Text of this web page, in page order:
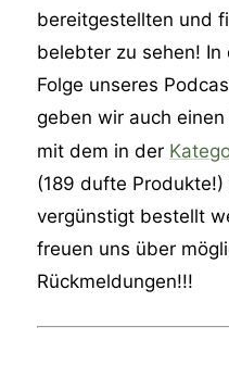
bereitgestellten und
belebter zu sehen!
Folge unseres
geben wir auch
mit dem in der
(189 dufte
vergünstigt bestellt
freuen uns über
Rückmeldungen!!!